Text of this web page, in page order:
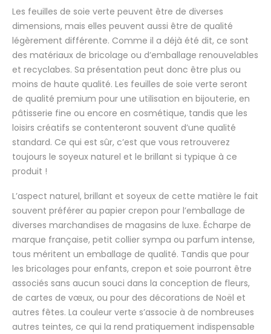
Les feuilles de soie verte peuvent être de diverses
dimensions, mais elles peuvent aussi être de qualité
légèrement différente. Comme il a déjà été dit, ce sont
des matériaux de bricolage ou d’emballage renouvelables
et recyclabes. Sa présentation peut donc être plus ou
moins de haute qualité. Les feuilles de soie verte seront
de qualité premium pour une utilisation en bijouterie, en
pâtisserie fine ou encore en cosmétique, tandis que les
loisirs créatifs se contenteront souvent d’une qualité
standard. Ce qui est sûr, c’est que vous retrouverez
toujours le soyeux naturel et le brillant si typique à ce
produit !
L’aspect naturel, brillant et soyeux de cette matière le fait
souvent préférer au papier crepon pour l’emballage de
diverses marchandises de magasins de luxe. Écharpe de
marque française, petit collier sympa ou parfum intense,
tous méritent un emballage de qualité. Tandis que pour
les bricolages pour enfants, crepon et soie pourront être
associés sans aucun souci dans la conception de fleurs,
de cartes de vœux, ou pour des décorations de Noël et
autres fêtes. La couleur verte s’associe à de nombreuses
autres teintes, ce qui la rend pratiquement indispensable